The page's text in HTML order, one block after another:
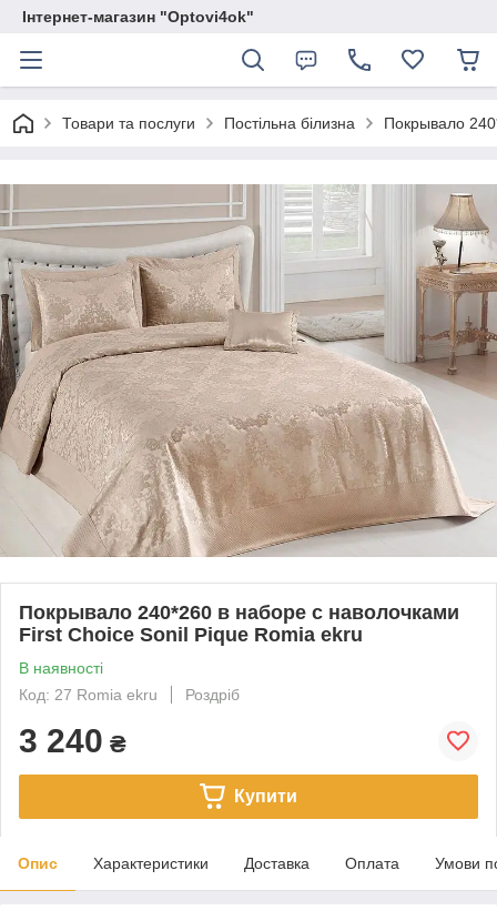
Інтернет-магазин "Optovi4ok"
Товари та послуги Постільна білизна Покрывало
Покрывало 240*260 в наборе с наволочками
First Choice Sonil Pique Romia ekru
В наявності
Код: 27 Romia ekru
Роздріб
3 240 ₴
Купити
Опис Характеристики Доставка Оплата Умови